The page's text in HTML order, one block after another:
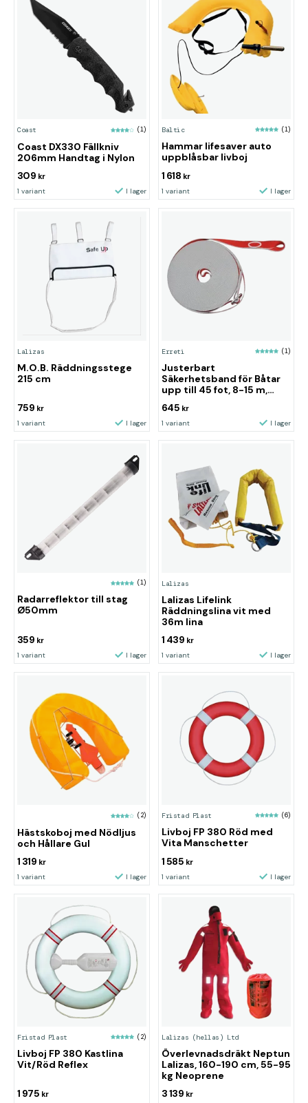
Coast (1)
Coast DX330 Fällkniv
206mm Handtag i Nylon
309 kr
1 variant I lager
Baltic (1)
Hammar lifesaver auto
uppblåsbar livboj
1 618 kr
1 variant I lager
Lalizas
M.O.B. Räddningsstege
215 cm
759 kr
1 variant I lager
Erreti (1)
Justerbart
Säkerhetsband för Båtar
upp till 45 fot, 8-15 m,
645 kr
1 variant I lager
(1)
Radarreflektor till stag
Ø50mm
359 kr
1 variant I lager
Lalizas
Lalizas Lifelink
Räddningslina vit med
36m lina
1 439 kr
1 variant I lager
(2)
Hästskoboj med Nödljus
och Hållare Gul
1 319 kr
1 variant I lager
Fristad Plast (6)
Livboj FP 380 Röd med
Vita Manschetter
1 585 kr
1 variant I lager
Fristad Plast (2)
Livboj FP 380 Kastlina
Vit/Röd Reflex
1 975 kr
Lalizas (hellas) Ltd
Överlevnadsdräkt Neptun
Lalizas, 160-190 cm, 55-95
kg Neoprene
3 139 kr